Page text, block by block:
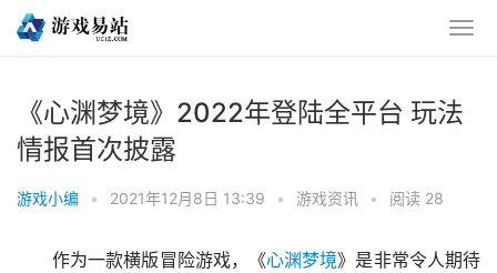
《心渊梦境》2022年登陆全平台 玩法
情报首次披露
游戏小编 • 2021年12月8日 13:39 • 游戏资讯 • 阅读 28
作为一款横版冒险游戏，《心渊梦境》是非常令人期待